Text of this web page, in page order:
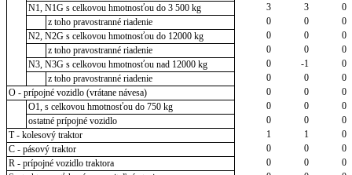
N1, N1G s celkovou hmotnosťou do 3 500 kg
3 3
0
z toho pravostranné riadenie
0 0
0
N2, N2G s celkovou hmotnosťou do 12000 kg
0 0
0
z toho pravostranné riadenie
0 0
0
N3, N3G s celkovou hmotnosťou nad 12000 kg
0 -1
0
z toho pravostranné riadenie
0 0
0
O - prípojné vozidlo (vrátane návesa)
0 0
0
O1, s celkovou hmotnosťou do 750 kg
0 0
0
ostatné prípojné vozidlo
0 0
0
T - kolesový traktor
1 1
0
C - pásový traktor
0 0
0
R - prípojné vozidlo traktora
0 0
0